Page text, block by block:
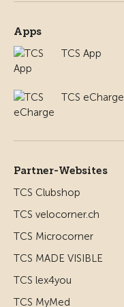
Apps
TCS App
TCS eCharge
Partner-Websites
TCS Clubshop
TCS velocorner.ch
TCS Microcorner
TCS MADE VISIBLE
TCS lex4you
TCS MyMed